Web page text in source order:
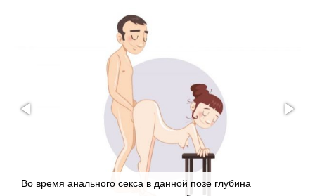
Во время анального секса в данной позе глубина